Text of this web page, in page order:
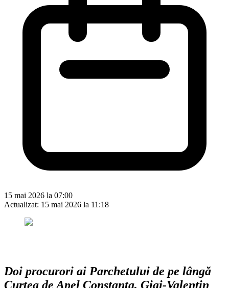
15 mai 2026 la 07:00
Actualizat: 15 mai 2026 la 11:18
Doi procurori ai Parchetului de pe lângă
Curtea de Apel Constanța, Gigi-Valentin